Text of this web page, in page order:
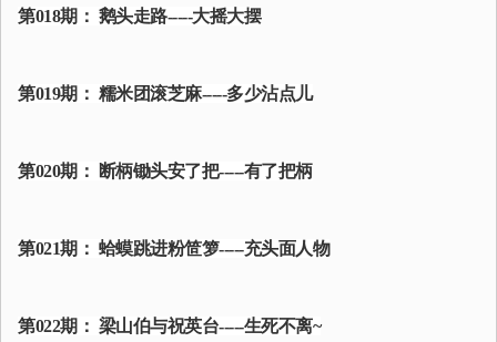
第018期： 鹅头走路-----大摇大摆
第019期： 糯米团滚芝麻-----多少沾点儿
第020期： 断柄锄头安了把-----有了把柄
第021期： 蛤蟆跳进粉笸箩-----充头面人物
第022期： 梁山伯与祝英台-----生死不离~